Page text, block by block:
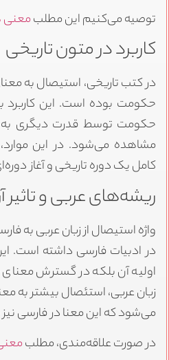
توصیه می‌کنیم این مطلبمعنی
کاربرد در متون تاریخی
در کتب تاریخی، استیصال به
حکومت بوده است. این کاربرد
حکومت توسط قدرت دیگری به
مشاهده می‌شود. در این
کامل یک دوره تاریخی و آغاز
ریشه‌های عربی و تاثیر
واژه استیصال از زبان عربی به
در ادبیات فارسی داشته است.
اولیه آن بلکه در گسترش
زبان عربی، استئصال بیشتر به
می‌شود که این معنا در فارسی نیز
در صورت علاقه‌مندی، مطلب